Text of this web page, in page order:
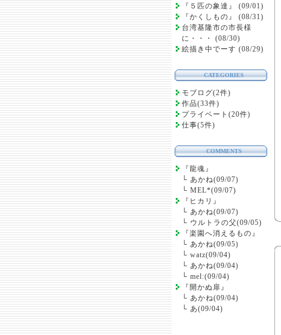
『５匹の象達』 (09/01)
『かくしもの』 (08/31)
台湾基隆市の市長様
に・・・ (08/30)
絵描き中でーす (08/29)
CATEGORIES
モブログ(2件)
作品(33件)
プライベート(20件)
仕事(5件)
COMMENTS
『龍魂』
└ あかね(09/07)
└ MEL*(09/07)
『ヒカリ』
└ あかね(09/07)
└ ウルトラの父(09/05)
『楽園へ消えるもの』
└ あかね(09/05)
└ watz(09/04)
└ あかね(09/04)
└ mel:(09/04)
『開かぬ扉』
└ あかね(09/04)
└ あ(09/04)